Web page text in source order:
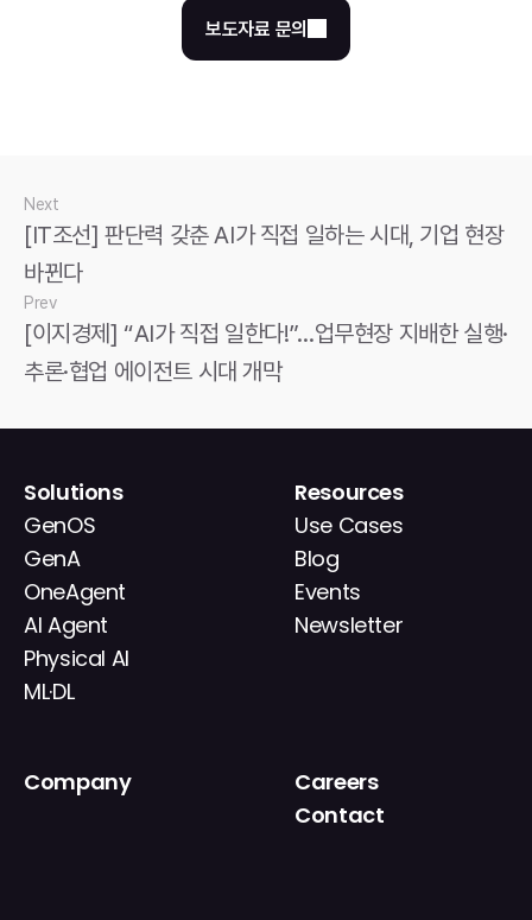
보도자료 문의
Next
[IT조선] 판단력 갖춘 AI가 직접 일하는 시대, 기업 현장
바뀐다
Prev
[이지경제] “AI가 직접 일한다!”…업무현장 지배한 실행·
추론·협업 에이전트 시대 개막
Solutions
GenOS
GenA
OneAgent
AI Agent
Physical AI
ML·DL
Resources
Use Cases
Blog
Events
Newsletter
Company
Careers
Contact